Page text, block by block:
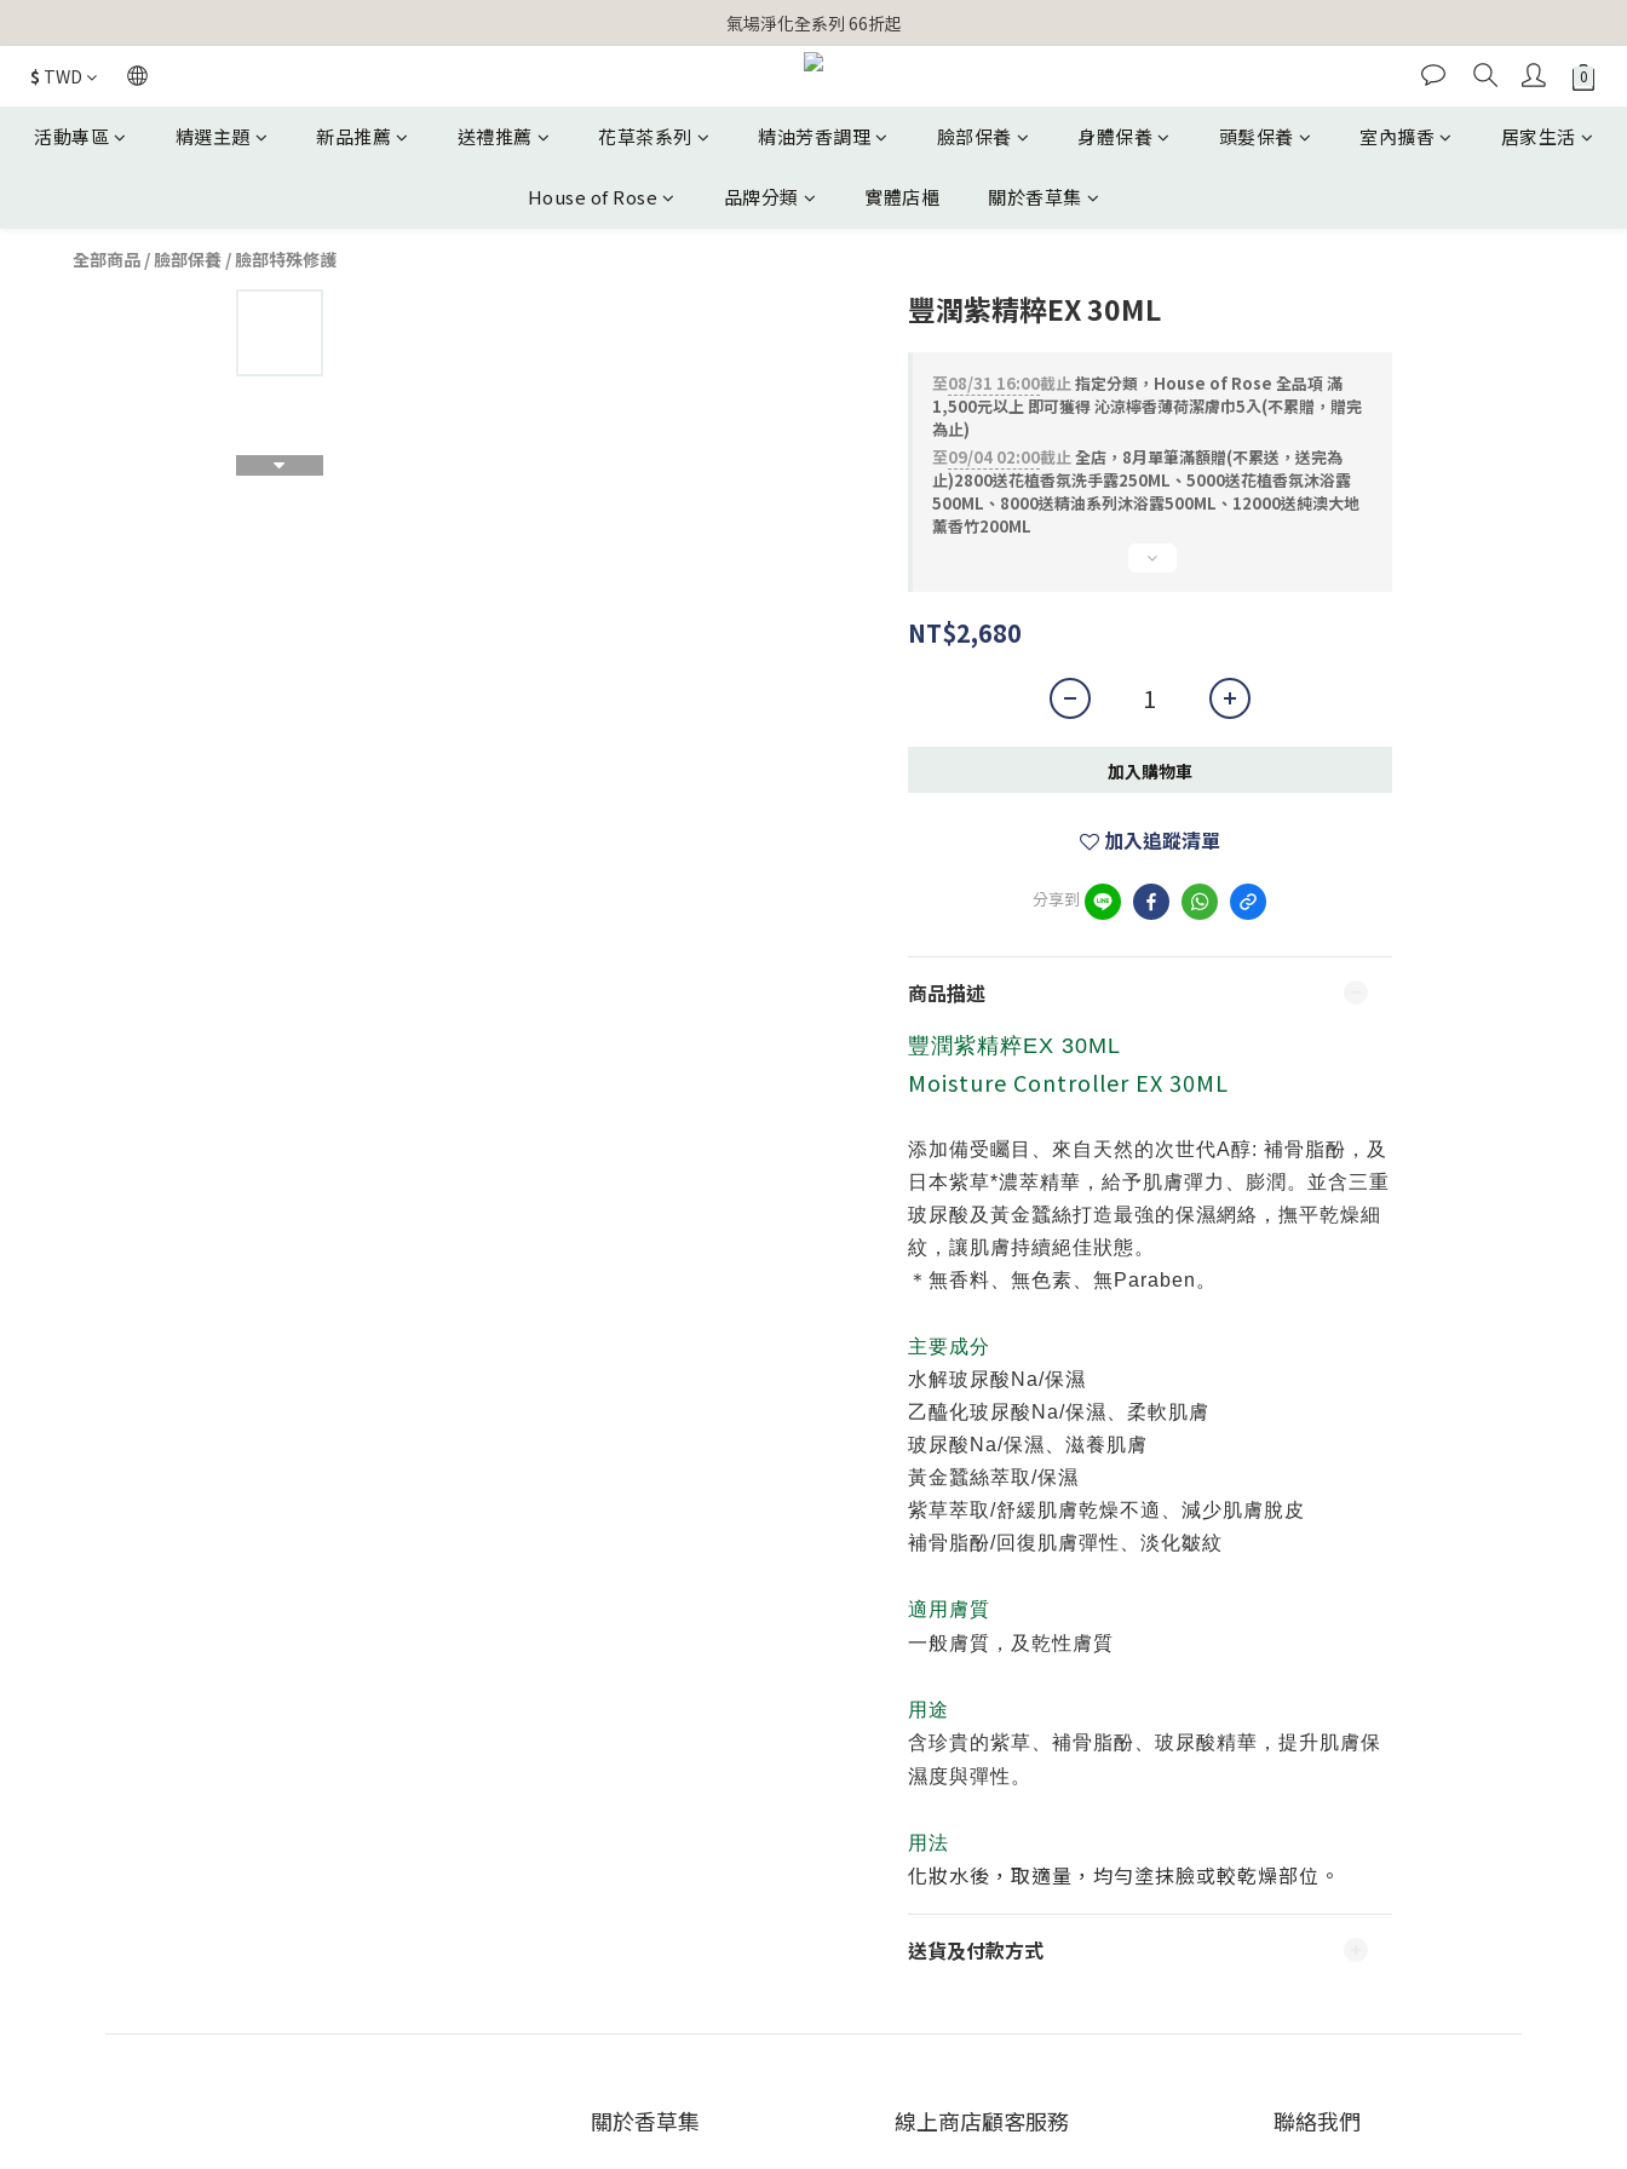
【官網獨家】首次消費 不限金額 即送 香遇熊超人行李吊牌
氣場淨化全系列 66折起
【官網獨家】首次消費 不限金額 即送 香遇熊超人行李吊牌
$ TWD
活動專區 精選主題 新品推薦 送禮推薦 花草茶系列 精油芳香調理 臉部保養 身體保養 頭髮保養 室內擴香 居家生活
House of Rose 品牌分類 實體店櫃 關於香草集
全部商品 /臉部保養 /臉部特殊修護
豐潤紫精粹EX 30ML
至08/31 16:00截止指定分類，House of Rose 全品項 滿
1,500元以上 即可獲得 沁涼檸香薄荷潔膚巾5入(不累贈，贈完
為止)
至09/04 02:00截止全店，8月單筆滿額贈(不累送，送完為
止)2800送花植香氛洗手露250ML、5000送花植香氛沐浴露
500ML、8000送精油系列沐浴露500ML、12000送純澳大地
薰香竹200ML
NT$2,680
加入購物車
加入追蹤清單
分享到
商品描述
豐潤紫精粹EX 30ML
Moisture Controller EX 30ML
添加備受矚目、來自天然的次世代A醇: 補骨脂酚，及
日本紫草*濃萃精華，給予肌膚彈力、膨潤。並含三重
玻尿酸及黃金蠶絲打造最強的保濕網絡，撫平乾燥細
紋，讓肌膚持續絕佳狀態。
＊無香料、無色素、無Paraben。
主要成分
水解玻尿酸Na/保濕
乙醯化玻尿酸Na/保濕、柔軟肌膚
玻尿酸Na/保濕、滋養肌膚
黃金蠶絲萃取/保濕
紫草萃取/舒緩肌膚乾燥不適、減少肌膚脫皮
補骨脂酚/回復肌膚彈性、淡化皺紋
適用膚質
一般膚質，及乾性膚質
用途
含珍貴的紫草、補骨脂酚、玻尿酸精華，提升肌膚保
濕度與彈性。
用法
化妝水後，取適量，均勻塗抹臉或較乾燥部位。
送貨及付款方式
關於香草集 線上商店顧客服務 聯絡我們